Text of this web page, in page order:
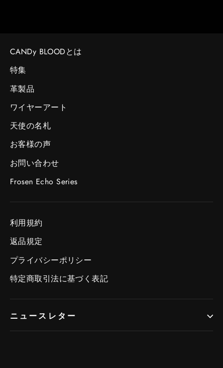
CANDy BLOODとは
特集
革製品
ワイヤーアート
天使の名札
お客様の声
お問い合わせ
Frosen Echo Series
利用規約
返品規定
プライバシーポリシー
特定商取引法に基づく表記
ニュースレター